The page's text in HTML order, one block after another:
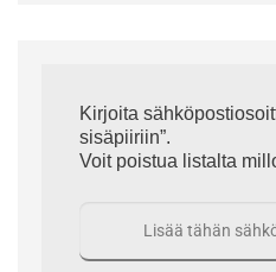
Kirjoita
sisäpiiriin”.
Voit poistua listalta